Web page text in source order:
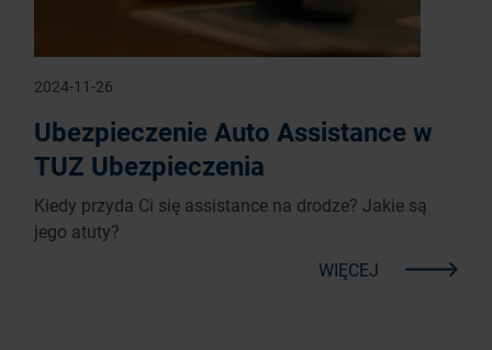
2024-11-26
Ubezpieczenie Auto Assistance w
TUZ Ubezpieczenia
Kiedy przyda Ci się assistance na drodze? Jakie są
jego atuty?
WIĘCEJ